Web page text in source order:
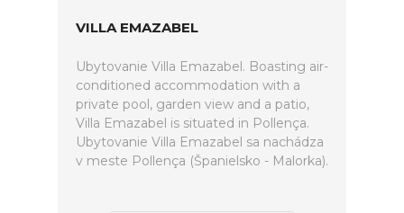
VILLA EMAZABEL
Ubytovanie Villa Emazabel. Boasting air-
conditioned accommodation with a
private pool, garden view and a patio,
Villa Emazabel is situated in Pollença.
Ubytovanie Villa Emazabel sa nachádza
v meste Pollença (Španielsko - Malorka).